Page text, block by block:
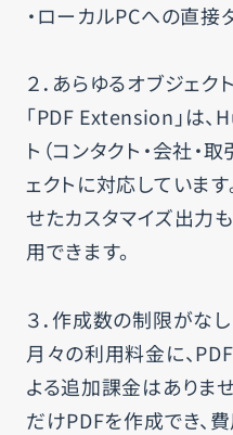
・ローカルPCへの直接
２．あらゆるオブジェ
「PDF Extension」は
ト（コンタクト・会社・
ェクトに対応していま
せたカスタマイズ出力
用できます。
３．作成数の制限がなし
月々の利用料金に、
よる追加課金はありま
だけPDFを作成でき、